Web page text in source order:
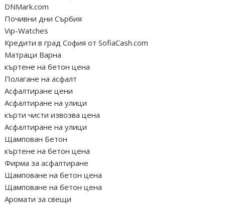
DNMark.com
Почивни дни Сърбия
Vip-Watches
Кредити в град София от SofiaCash.com
Матраци Варна
къртене на бетон цена
Полагане на асфалт
Асфалтиране цени
Асфалтиране на улици
кърти чисти извозва цена
Асфалтиране на улици
Щампован Бетон
къртене на бетон цена
Фирма за асфалтиране
Щамповане на бетон цена
Щамповане на бетон цена
Аромати за свещи